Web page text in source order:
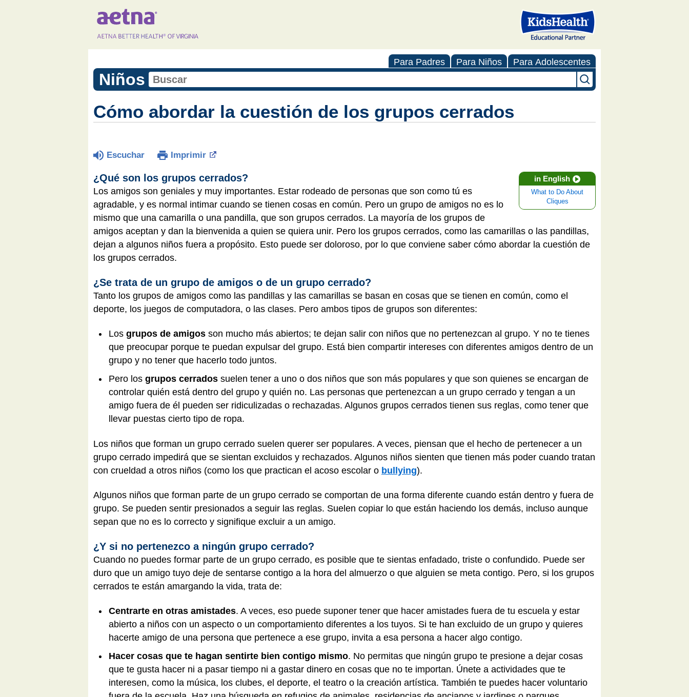
Para Padres Para Niños Para Adolescentes
Niños
Cómo abordar la cuestión de los grupos cerrados
Escuchar Imprimir
in English
What to Do About
Cliques
¿Qué son los grupos cerrados?
Los amigos son geniales y muy importantes. Estar rodeado de personas que son como tú es
agradable, y es normal intimar cuando se tienen cosas en común. Pero un grupo de amigos no es lo
mismo que una camarilla o una pandilla, que son grupos cerrados. La mayoría de los grupos de
amigos aceptan y dan la bienvenida a quien se quiera unir. Pero los grupos cerrados, como las camarillas o las pandillas,
dejan a algunos niños fuera a propósito. Esto puede ser doloroso, por lo que conviene saber cómo abordar la cuestión de
los grupos cerrados.
¿Se trata de un grupo de amigos o de un grupo cerrado?
Tanto los grupos de amigos como las pandillas y las camarillas se basan en cosas que se tienen en común, como el
deporte, los juegos de computadora, o las clases. Pero ambos tipos de grupos son diferentes:
Los grupos de amigos son mucho más abiertos; te dejan salir con niños que no pertenezcan al grupo. Y no te tienes
que preocupar porque te puedan expulsar del grupo. Está bien compartir intereses con diferentes amigos dentro de un
grupo y no tener que hacerlo todo juntos.
Pero los grupos cerrados suelen tener a uno o dos niños que son más populares y que son quienes se encargan de
controlar quién está dentro del grupo y quién no. Las personas que pertenezcan a un grupo cerrado y tengan a un
amigo fuera de él pueden ser ridiculizadas o rechazadas. Algunos grupos cerrados tienen sus reglas, como tener que
llevar puestas cierto tipo de ropa.
Los niños que forman un grupo cerrado suelen querer ser populares. A veces, piensan que el hecho de pertenecer a un
grupo cerrado impedirá que se sientan excluidos y rechazados. Algunos niños sienten que tienen más poder cuando tratan
con crueldad a otros niños (como los que practican el acoso escolar o bullying).
Algunos niños que forman parte de un grupo cerrado se comportan de una forma diferente cuando están dentro y fuera de
grupo. Se pueden sentir presionados a seguir las reglas. Suelen copiar lo que están haciendo los demás, incluso aunque
sepan que no es lo correcto y signifique excluir a un amigo.
¿Y si no pertenezco a ningún grupo cerrado?
Cuando no puedes formar parte de un grupo cerrado, es posible que te sientas enfadado, triste o confundido. Puede ser
duro que un amigo tuyo deje de sentarse contigo a la hora del almuerzo o que alguien se meta contigo. Pero, si los grupos
cerrados te están amargando la vida, trata de:
Centrarte en otras amistades. A veces, eso puede suponer tener que hacer amistades fuera de tu escuela y estar
abierto a niños con un aspecto o un comportamiento diferentes a los tuyos. Si te han excluido de un grupo y quieres
hacerte amigo de una persona que pertenece a ese grupo, invita a esa persona a hacer algo contigo.
Hacer cosas que te hagan sentirte bien contigo mismo. No permitas que ningún grupo te presione a dejar cosas
que te gusta hacer ni a pasar tiempo ni a gastar dinero en cosas que no te importan. Únete a actividades que te
interesen, como la música, los clubes, el deporte, el teatro o la creación artística. También te puedes hacer voluntario